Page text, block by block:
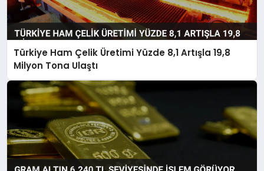
Türkiye Ham Çelik Üretimi Yüzde 8,1 Artışla 19,8
Milyon Tona Ulaştı